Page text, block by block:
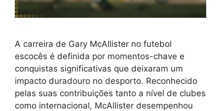
A carreira de Gary McAllister no futebol
escocês é definida por momentos-chave e
conquistas significativas que deixaram um
impacto duradouro no desporto. Reconhecido
pelas suas contribuições tanto a nível de clubes
como internacional, McAllister desempenhou